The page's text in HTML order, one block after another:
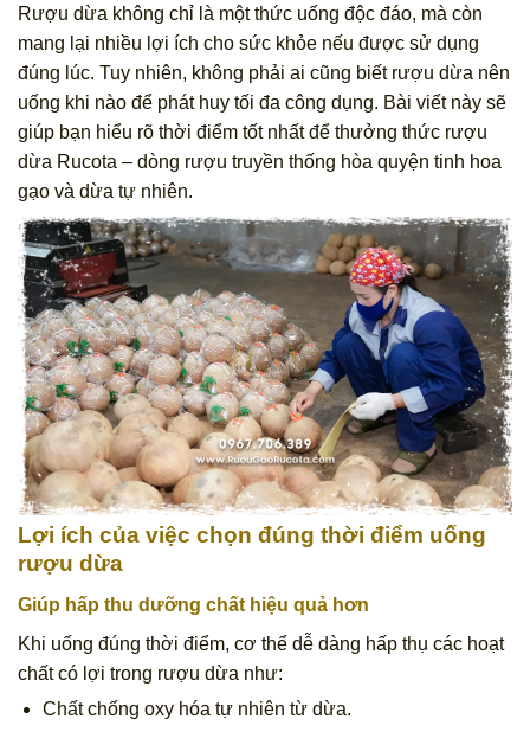
Rượu dừa không chỉ là một thức uống độc đáo, mà còn
mang lại nhiều lợi ích cho sức khỏe nếu được sử dụng
đúng lúc. Tuy nhiên, không phải ai cũng biết rượu dừa nên
uống khi nào để phát huy tối đa công dụng. Bài viết này sẽ
giúp bạn hiểu rõ thời điểm tốt nhất để thưởng thức rượu
dừa Rucota – dòng rượu truyền thống hòa quyện tinh hoa
gạo và dừa tự nhiên.
Lợi ích của việc chọn đúng thời điểm uống
rượu dừa
Giúp hấp thu dưỡng chất hiệu quả hơn
Khi uống đúng thời điểm, cơ thể dễ dàng hấp thụ các hoạt
chất có lợi trong rượu dừa như:
Chất chống oxy hóa tự nhiên từ dừa.